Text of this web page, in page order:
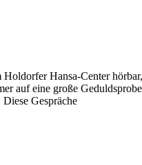
Hansa-Center
auf eine große
Gespräche